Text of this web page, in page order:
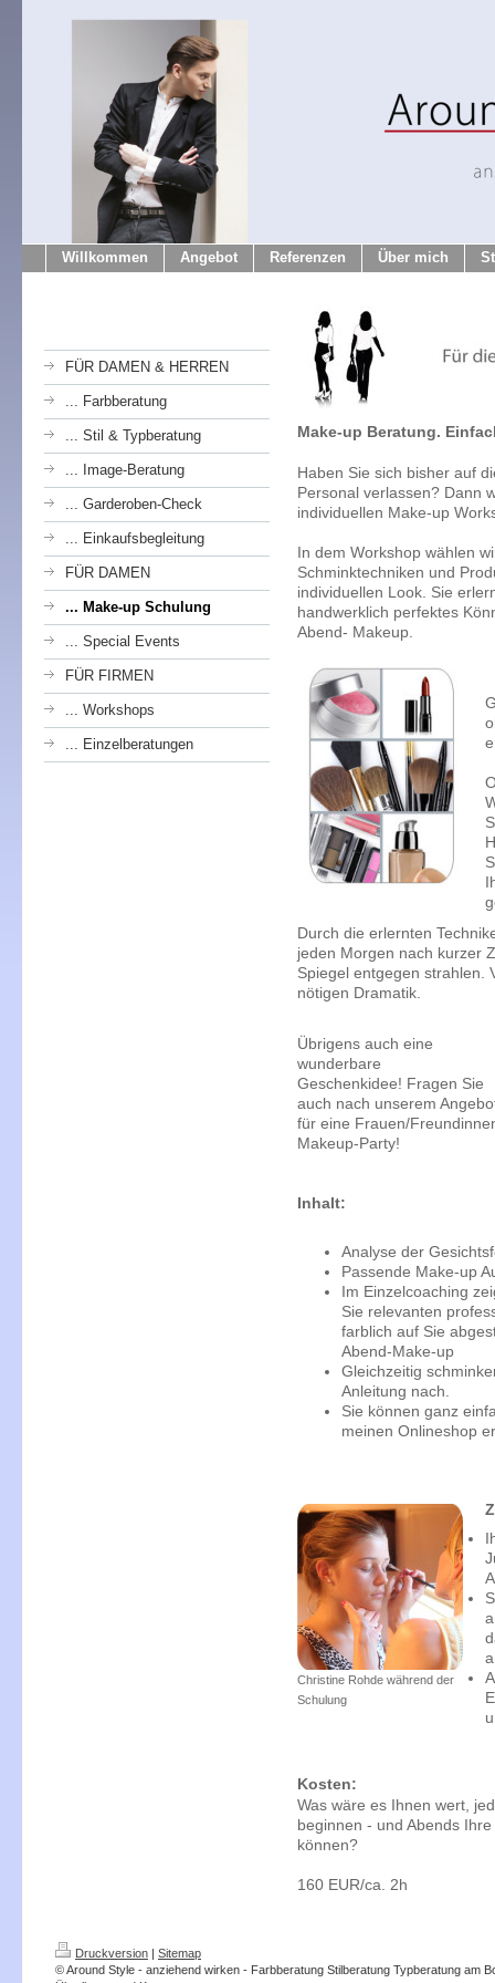
Willkommen Angebot Referenzen Über mich
FÜR DAMEN & HERREN
... Farbberatung
... Stil & Typberatung
... Image-Beratung
... Garderoben-Check
... Einkaufsbegleitung
FÜR DAMEN
... Make-up Schulung
... Special Events
FÜR FIRMEN
... Workshops
... Einzelberatungen
Make-up Beratung.
Haben Sie sich bisher auf
Personal verlassen? Dann
individuellen Make-up
In dem Workshop wählen
Schminktechniken und
individuellen Look. Sie
handwerklich perfektes
Abend- Makeup.
Durch die erlernten
jeden Morgen nach kurzer
Spiegel entgegen strahlen.
nötigen Dramatik.
Übrigens auch eine
wunderbare
Geschenkidee! Fragen Sie
auch nach unserem
für eine Frauen/
Makeup-Party!
Inhalt:
Analyse der
Passende Make-up
Im Einzelcoaching
Sie relevanten
farblich auf Sie
Abend-Make-up
Gleichzeitig
Anleitung nach.
Sie können ganz
meinen Onlineshop
Christine Rohde während der
Schulung
Kosten:
Was wäre es Ihnen wert,
beginnen - und Abends
können?
160 EUR/ca. 2h
Druckversion | Sitemap
© Around Style - anziehend wirken - Farbberatung Stilberatung Typberatung am